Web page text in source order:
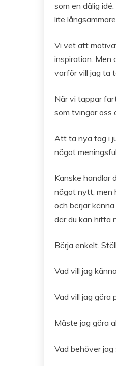
som en dålig
lite
Vi vet att
inspiration. Men
varför vill jag ta
När vi tappar
som tvingar oss
Att ta nya tag i
något
Kanske handlar
något nytt, men
och börjar
där du kan hitta
Börja enkelt.
Vad vill jag
Vad vill jag göra
Måste jag göra
Vad behöver